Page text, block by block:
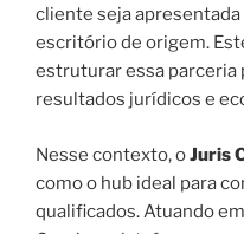
cliente seja
escritório de origem.
estruturar essa parceria
resultados jurídicos e
Nesse contexto, oJuris
como o hub ideal para
qualificados. Atuando